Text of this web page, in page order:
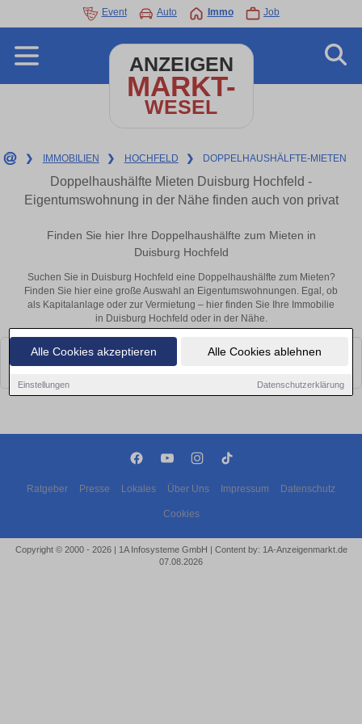
Alle Cookies akzeptieren Alle Cookies ablehnen
Einstellungen Datenschutzerklärung
Event Auto Immo Job
ANZEIGEN
MARKT-
WESEL
❯ IMMOBILIEN ❯ HOCHFELD ❯ DOPPELHAUSHÄLFTE-MIETEN
Doppelhaushälfte Mieten Duisburg Hochfeld -
Eigentumswohnung in der Nähe finden auch von privat
Finden Sie hier Ihre Doppelhaushälfte zum Mieten in
Duisburg Hochfeld
Suchen Sie in Duisburg Hochfeld eine Doppelhaushälfte zum Mieten?
Finden Sie hier eine große Auswahl an Eigentumswohnungen. Egal, ob
als Kapitalanlage oder zur Vermietung – hier finden Sie Ihre Immobilie
in Duisburg Hochfeld oder in der Nähe.
Leider konnten wir derzeit keine passenden Objekte finden. Schauen Sie
bald wieder vorbei!
Ratgeber Presse Lokales Über Uns Impressum Datenschutz
Cookies
Copyright © 2000 - 2026 | 1A Infosysteme GmbH | Content by: 1A-Anzeigenmarkt.de
07.08.2026